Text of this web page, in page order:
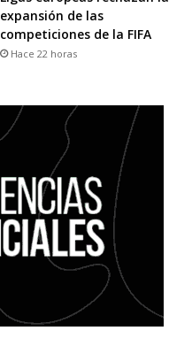
expansión de las
competiciones de la FIFA
Hace 22 horas